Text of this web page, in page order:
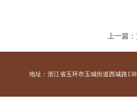
上一篇：
地址：浙江省玉环市玉城街道西城路